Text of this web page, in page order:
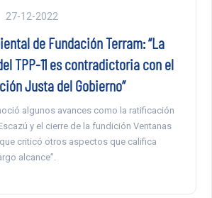
27-12-2022
de Fundación Terram: “La
TPP-11 es contradictoria con el
Justa del Gobierno”
algunos avances como la ratificación
y el cierre de la fundición Ventanas
criticó otros aspectos que califica
alcance”.